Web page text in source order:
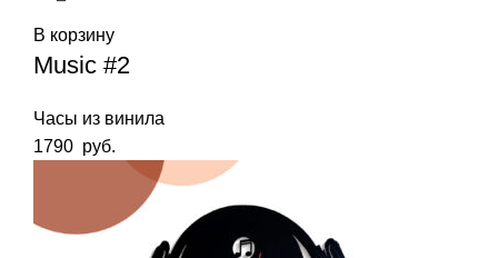
В корзину
Music #2
Часы из винила
1790 руб.